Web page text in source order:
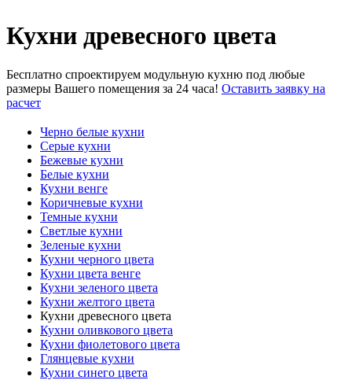
Кухни древесного цвета
Бесплатно спроектируем модульную кухню под любые
размеры Вашего помещения за 24 часа! Оставить заявку на
расчет
Черно белые кухни
Серые кухни
Бежевые кухни
Белые кухни
Кухни венге
Коричневые кухни
Темные кухни
Светлые кухни
Зеленые кухни
Кухни черного цвета
Кухни цвета венге
Кухни зеленого цвета
Кухни желтого цвета
Кухни древесного цвета
Кухни оливкового цвета
Кухни фиолетового цвета
Глянцевые кухни
Кухни синего цвета